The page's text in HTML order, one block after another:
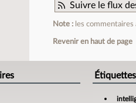
Suivre le flux
Note : les commentaires
Revenir en haut de page